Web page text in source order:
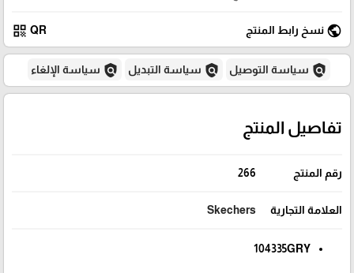
public نسخ رابط المنتج QR
qr_code
policy سياسة التوصيل policy سياسة التبديل policy سياسة الإلغاء
تفاصيل المنتج
رقم المنتج 266
العلامة التجارية Skechers
104335GRY